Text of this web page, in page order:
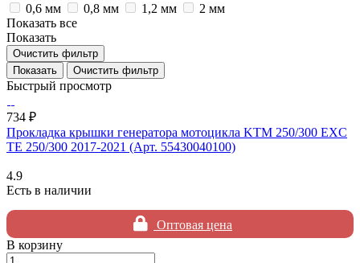
0,6 мм
0,8 мм 1,2 мм
2 мм
Показать все
Показать
Очистить фильтр
Очистить фильтр
Быстрый просмотр
734 ₽
Прокладка крышки генератора мотоцикла KTM 250/300 EXC
TE 250/300 2017-2021 (Арт. 55430040100)
4.9
Есть в наличии
Оптовая цена
В корзину